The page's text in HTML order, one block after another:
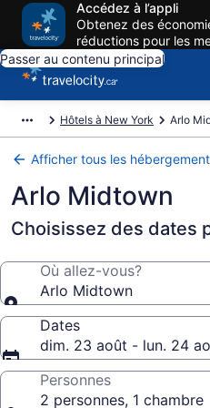
Accédez à l’appli
Obtenez des
réductions pour les
Passer au contenu principal
Hôtels à New York Arlo
Afficher tous les
Arlo Midtown
Choisissez des dates
Où allez-vous?
Arlo Midtown
Dates
dim. 23 août - lun. 24
Personnes
2 personnes, 1 chambre